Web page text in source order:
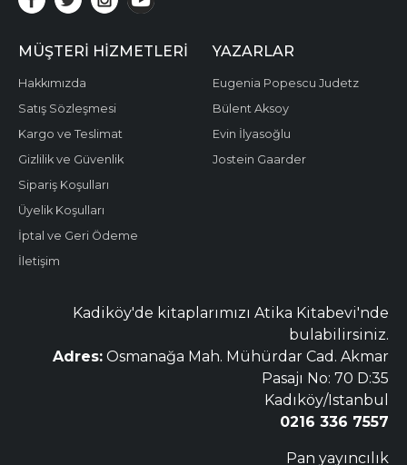
MÜŞTERI HIZMETLERI
Hakkımızda
Satış Sözleşmesi
Kargo ve Teslimat
Gizlilik ve Güvenlik
Sipariş Koşulları
Üyelik Koşulları
İptal ve Geri Ödeme
İletişim
YAZARLAR
Eugenia Popescu Judetz
Bülent Aksoy
Evin İlyasoğlu
Jostein Gaarder
Kadiköy'de kitaplarımızı Atika Kitabevi'nde
bulabilirsiniz.
Adres: Osmanağa Mah. Mühürdar Cad. Akmar
Pasajı No: 70 D:35
Kadıköy/Istanbul
0216 336 7557
Pan yayıncılık